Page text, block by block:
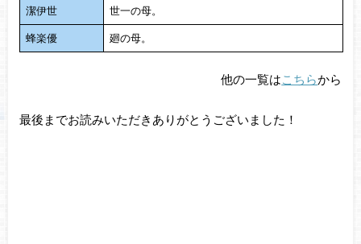
潔伊世 世一の母。
蜂楽優 廻の母。
他の一覧はこちらから
最後までお読みいただきありがとうございました！